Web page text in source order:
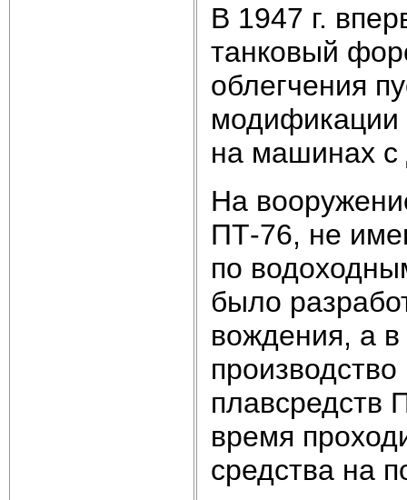
В 1947 г.
танковый
облегчения
модификации
на машинах с
На
ПТ-76, не
по
было
вождения, а в
время
средства на